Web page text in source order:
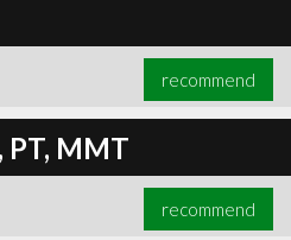
recommend
PT, MMT
recommend